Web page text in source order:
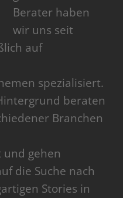
Berater haben
wir uns seit
auf
spezialisiert.
beraten
Branchen
gehen
die Suche nach
Stories in